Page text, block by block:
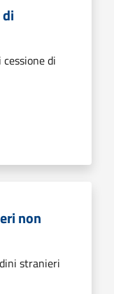
di
non
stranieri